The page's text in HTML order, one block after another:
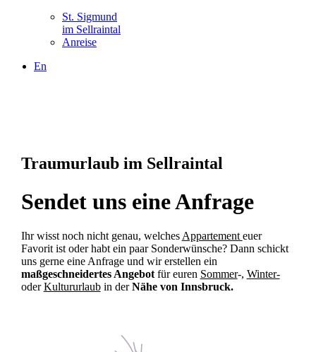
St. Sigmund
im Sellraintal
Anreise
En
Traumurlaub im Sellraintal
Sendet uns eine Anfrage
Ihr wisst noch nicht genau, welches Appartement euer
Favorit ist oder habt ein paar Sonderwünsche? Dann schickt
uns gerne eine Anfrage und wir erstellen ein
maßgeschneidertes Angebotfür euren Sommer-, Winter-
oderKultururlaubin derNähe von Innsbruck.